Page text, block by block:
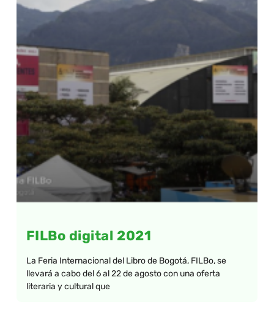
FILBo digital 2021
La Feria Internacional del Libro de Bogotá, FILBo, se
llevará a cabo del 6 al 22 de agosto con una oferta
literaria y cultural que